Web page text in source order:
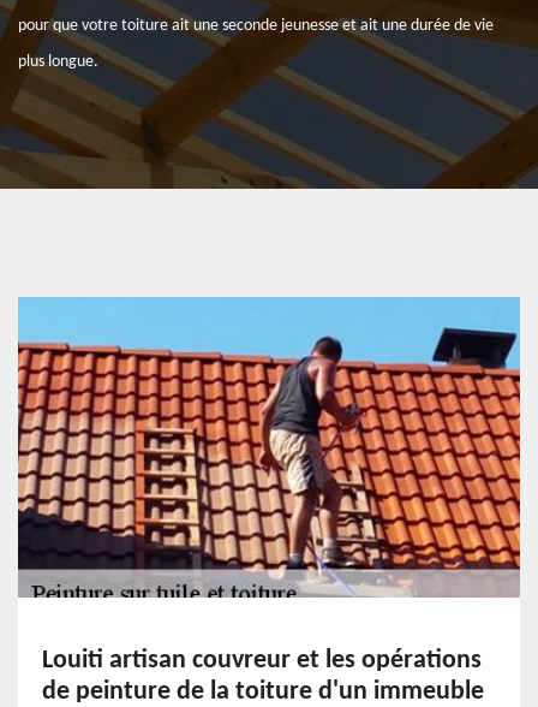
pour que votre toiture ait une seconde jeunesse et ait une durée de vie
plus longue.
Louiti artisan couvreur et les opérations
de peinture de la toiture d'un immeuble